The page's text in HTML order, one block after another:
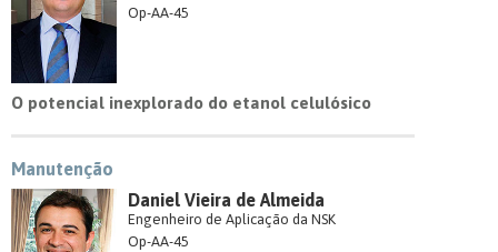
Op-AA-45
O potencial inexplorado do etanol celulósico
Manutenção
Daniel Vieira de Almeida
Engenheiro de Aplicação da NSK
Op-AA-45